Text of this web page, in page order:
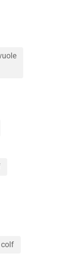
colf